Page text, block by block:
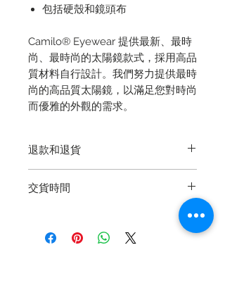
包括硬殼和鏡頭布
Camilo® Eyewear 提供最新、最時
尚、最時尚的太陽鏡款式，採用高品
質材料自行設計。我們努力提供最時
尚的高品質太陽鏡，以滿足您對時尚
而優雅的外觀的需求。
退款和退貨
質量。如果您在
製造缺陷，請通過電子郵件，電話或
Whatsapp與我們聯繫以尋求幫助。
該物品必須完好無損，不破損且未使
交貨時間